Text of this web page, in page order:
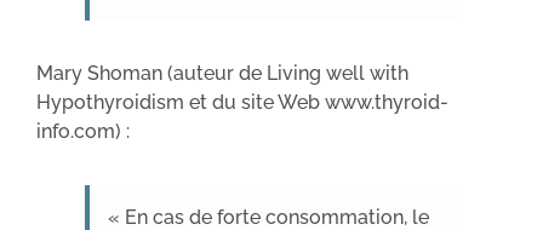
Mary Shoman (auteur de Living well with
Hypothyroidism et du site Web www.thyroid-
info.com) :
« En cas de forte consommation, le